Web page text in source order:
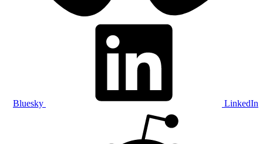
Bluesky LinkedIn